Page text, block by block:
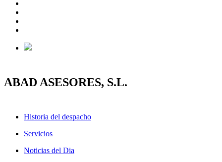
ABAD ASESORES, S.L.
Historia del despacho
Servicios
Noticias del Dia